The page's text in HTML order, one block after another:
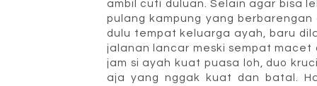
ambil cuti duluan. Selain agar bisa
pulang kampung yang
dulu tempat keluarga ayah, baru
jalanan lancar meski sempat macet
jam si ayah kuat puasa loh, duo
aja yang nggak kuat dan batal.